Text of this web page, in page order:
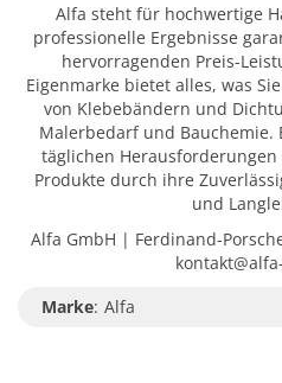
Alfa steht für hochwertige
professionelle Ergebnisse
hervorragenden Preis-
Eigenmarke bietet alles, was
von Klebebändern und
Malerbedarf und Bauchemie.
täglichen
Produkte durch ihre
und
Alfa GmbH | Ferdinand-
Marke: Alfa